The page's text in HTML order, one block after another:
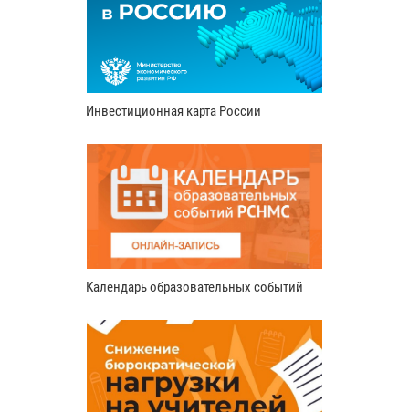
Инвестиционная карта России
Календарь образовательных событий